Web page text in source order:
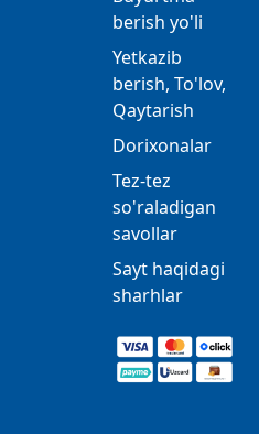
berish yo'li
Yetkazib
berish, To'lov,
Qaytarish
Dorixonalar
Tez-tez
so'raladigan
savollar
Sayt haqidagi
sharhlar